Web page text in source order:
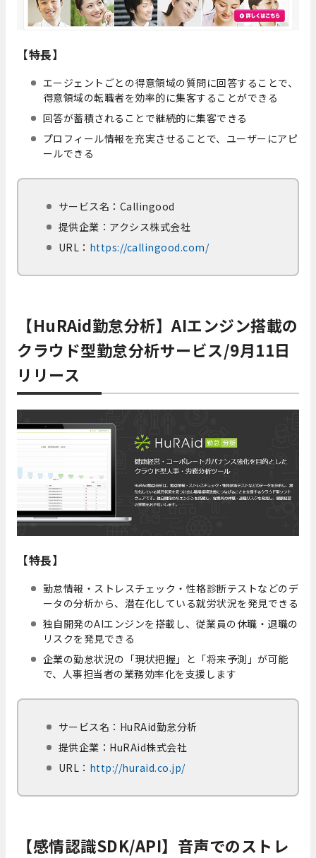
【特長】
エージェントごとの得意領域の質問に回答することで、
得意領域の転職者を効率的に集客することができる
回答が蓄積されることで継続的に集客できる
プロフィール情報を充実させることで、ユーザーにアピ
ールできる
サービス名：Callingood
提供企業：アクシス株式会社
URL： https://callingood.com/
【HuRAid勤怠分析】AIエンジン搭載の
クラウド型勤怠分析サービス/9月11日
リリース
【特長】
勤怠情報・ストレスチェック・性格診断テストなどのデ
ータの分析から、潜在化している就労状況を発見できる
独自開発のAIエンジンを搭載し、従業員の休職・退職の
リスクを発見できる
企業の勤怠状況の「現状把握」と「将来予測」が可能
で、人事担当者の業務効率化を支援します
サービス名：HuRAid勤怠分析
提供企業：HuRAid株式会社
URL： http://huraid.co.jp/
【感情認識SDK/API】音声でのストレ